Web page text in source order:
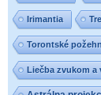
Irimantia
Torontské
Liečba zvukom a